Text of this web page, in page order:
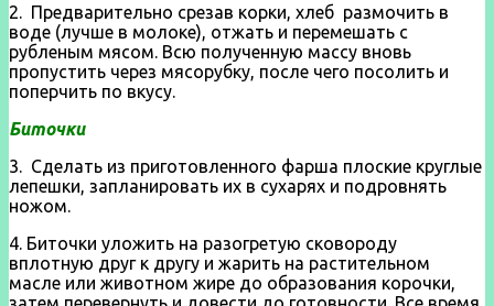
2. Предварительно срезав корки, хлеб размочить в
воде (лучше в молоке), отжать и перемешать с
рубленым мясом. Всю полученную массу вновь
пропустить через мясорубку, после чего посолить и
поперчить по вкусу.
Биточки
3. Сделать из приготовленного фарша плоские круглые
лепешки, запланировать их в сухарях и подровнять
ножом.
4. Биточки уложить на разогретую сковороду
вплотную друг к другу и жарить на растительном
масле или животном жире до образования корочки,